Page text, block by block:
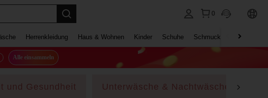
0
Herrenkleidung Haus & Wohnen Kinder Schuhe Schmuck & Accessoires
Alle einsammeln
und Gesundheit Unterwäsche & Nachtwäsche